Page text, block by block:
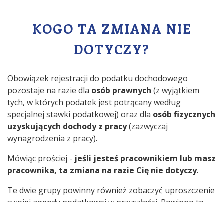
KOGO TA ZMIANA NIE
DOTYCZY?
Obowiązek rejestracji do podatku dochodowego
pozostaje na razie dla osób prawnych (z wyjątkiem
tych, w których podatek jest potrącany według
specjalnej stawki podatkowej) oraz dla osób fizycznych
uzyskujących dochody z pracy(zazwyczaj
wynagrodzenia z pracy).
Mówiąc prościej - jeśli jesteś pracownikiem lub masz
pracownika, ta zmiana na razie Cię nie dotyczy.
Te dwie grupy powinny również zobaczyć uproszczenie